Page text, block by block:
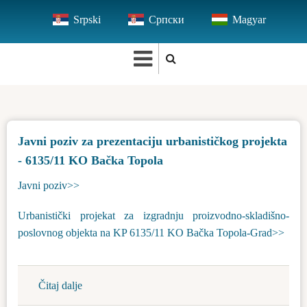
main
Srpski Српски Magyar
Javni poziv za prezentaciju urbanističkog projekta
- 6135/11 KO Bačka Topola
Javni poziv>>
Urbanistički projekat za izgradnju proizvodno-skladišno-
poslovnog objekta na KP 6135/11 KO Bačka Topola-Grad>>
Čitaj dalje
Javni